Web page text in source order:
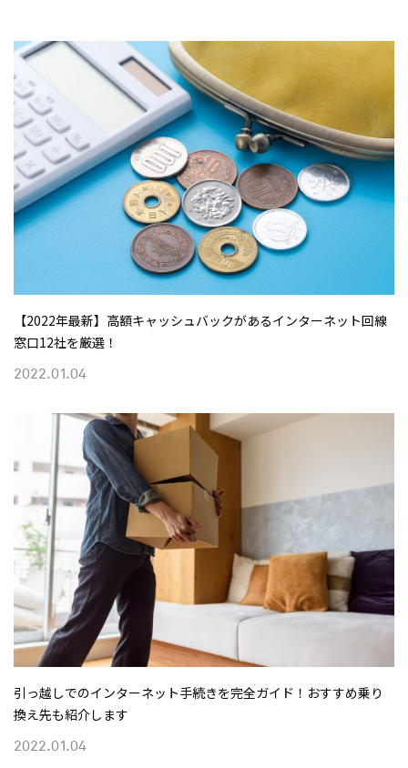
2022.01.04
【2022年最新】高額キャッシュバックがあるインターネット回線
窓口12社を厳選！
2022.01.04
引っ越しでのインターネット手続きを完全ガイド！おすすめ乗り
換え先も紹介します